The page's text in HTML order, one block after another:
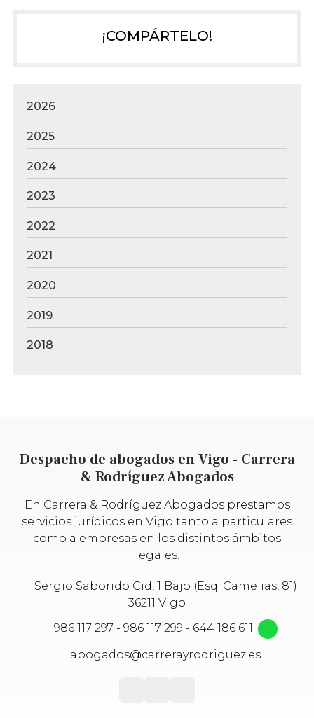
¡COMPÁRTELO!
2026
2025
2024
2023
2022
2021
2020
2019
2018
Despacho de abogados en Vigo - Carrera
& Rodríguez Abogados
En Carrera & Rodríguez Abogados prestamos
servicios jurídicos en Vigo tanto a particulares
como a empresas en los distintos ámbitos
legales.
Sergio Saborido Cid, 1 Bajo (Esq. Camelias, 81)
36211 Vigo
986 117 297 - 986 117 299 - 644 186 611
abogados@carrerayrodriguez.es